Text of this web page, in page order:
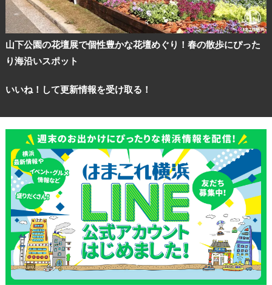
山下公園の花壇展で個性豊かな花壇めぐり！春の散歩にぴった
り海沿いスポット
いいね！して更新情報を受け取る！